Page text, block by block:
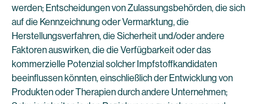
werden; Entscheidungen von Zulassungsbehörden, die sich
auf die Kennzeichnung oder Vermarktung, die
Herstellungsverfahren, die Sicherheit und/oder andere
Faktoren auswirken, die die Verfügbarkeit oder das
kommerzielle Potenzial solcher Impfstoffkandidaten
beeinflussen könnten, einschließlich der Entwicklung von
Produkten oder Therapien durch andere Unternehmen;